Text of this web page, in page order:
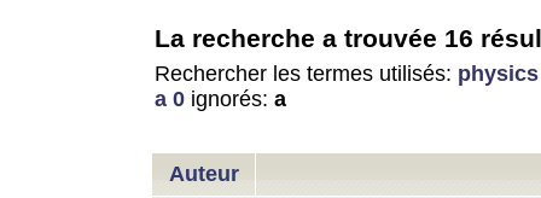
La recherche a trouvée 16
Rechercher les termes utilisés: physics
a 0 ignorés: a
Auteur